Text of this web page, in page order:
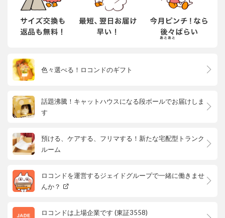
色々選べる！ロコンドのギフト
話題沸騰！キャットハウスになる段ボールでお届けしま
す
預ける、ケアする、フリマする！新たな宅配型トランク
ルーム
ロコンドを運営するジェイドグループで一緒に働きませ
んか？
ロコンドは上場企業です (東証3558)